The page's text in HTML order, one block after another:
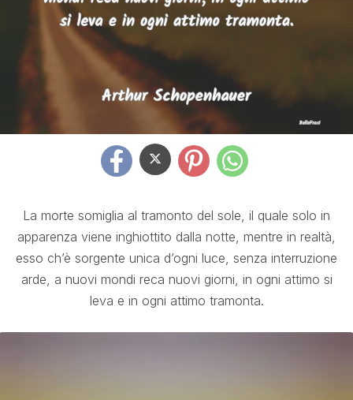
La morte somiglia al tramonto del sole, il quale solo in
apparenza viene inghiottito dalla notte, mentre in realtà,
esso ch’è sorgente unica d’ogni luce, senza interruzione
arde, a nuovi mondi reca nuovi giorni, in ogni attimo si
leva e in ogni attimo tramonta.